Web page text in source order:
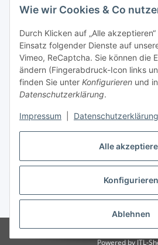
Alle
Konfigurieren
Ablehnen
Wie wir Cookies & Co
Durch Klicken auf „Alle
Einsatz folgender Dienste auf
Vimeo, ReCaptcha. Sie können die
ändern (Fingerabdruck-Icon links
finden Sie unter Konfigurieren und
Datenschutzerklärung.
Impressum Datenschutzerklärung
Zahlungsmöglichkeiten
Versandinformationen
Gesetzliche Informationen
Vertrag
* Alle Preise inkl. gesetzlicher USt., zzgl.
© Made with ❤ in Sachsen
©
Powered byJTL-